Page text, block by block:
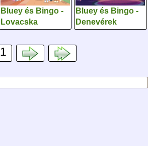
Bluey és Bingo -
Lovacska
Bluey és Bingo -
Denevérek
1